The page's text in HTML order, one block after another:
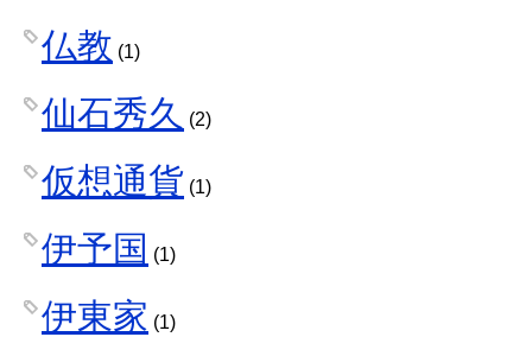
仏教 (1)
仙石秀久 (2)
仮想通貨 (1)
伊予国 (1)
伊東家 (1)